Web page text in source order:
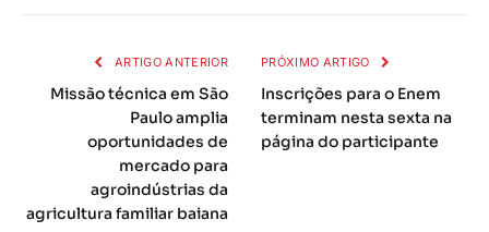
ARTIGO ANTERIOR
Missão técnica em São
Paulo amplia
oportunidades de
mercado para
agroindústrias da
agricultura familiar baiana
PRÓXIMO ARTIGO
Inscrições para o Enem
terminam nesta sexta na
página do participante